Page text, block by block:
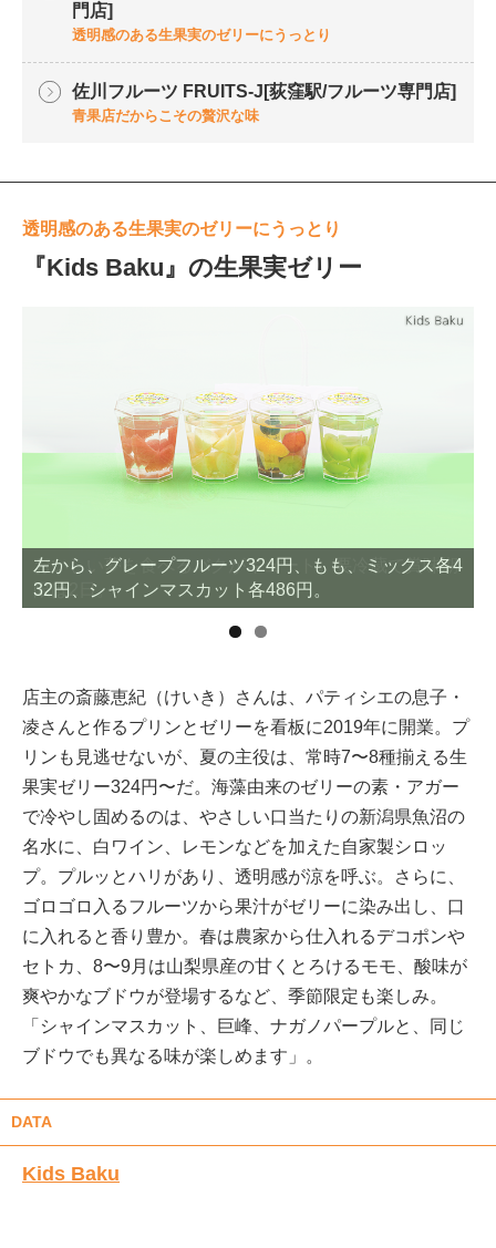
門店]
透明感のある生果実のゼリーにうっとり
佐川フルーツ FRUITS-J[荻窪駅/フルーツ専門店]
青果店だからこその贅沢な味
透明感のある生果実のゼリーにうっとり
『Kids Baku』の生果実ゼリー
左から、グレープフルーツ324円、もも、ミックス各4
32円、シャインマスカット各486円。
店主の斎藤恵紀（けいき）さんは、パティシエの息子・
凌さんと作るプリンとゼリーを看板に2019年に開業。プ
リンも見逃せないが、夏の主役は、常時7〜8種揃える生
果実ゼリー324円〜だ。海藻由来のゼリーの素・アガー
で冷やし固めるのは、やさしい口当たりの新潟県魚沼の
名水に、白ワイン、レモンなどを加えた自家製シロッ
プ。プルッとハリがあり、透明感が涼を呼ぶ。さらに、
ゴロゴロ入るフルーツから果汁がゼリーに染み出し、口
に入れると香り豊か。春は農家から仕入れるデコポンや
セトカ、8〜9月は山梨県産の甘くとろけるモモ、酸味が
爽やかなブドウが登場するなど、季節限定も楽しみ。
「シャインマスカット、巨峰、ナガノパープルと、同じ
ブドウでも異なる味が楽しめます」。
DATA
Kids Baku